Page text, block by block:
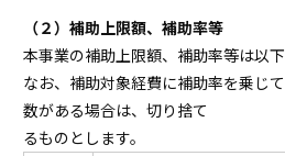
（２）補助上限額、補助率等
本事業の補助上限額、補助率等は以下
なお、補助対象経費に補助率を乗じ
数がある場合は、切り捨て
るものとします。